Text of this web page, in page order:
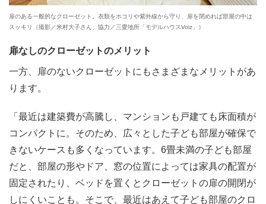
扉のある一般的なクローゼット。衣類をホコリや紫外線から守り、扉を閉めれば部屋の中は
スッキリ（撮影／米村大子さん、協力／三愛地所「モデルハウスVoiz」）
扉なしのクローゼットのメリット
一方、扉のないクローゼットにもさまざまなメリットがあ
ります。
「最近は建築費が高騰し、マンションも戸建ても床面積が
コンパクトに。そのため、広々とした子ども部屋が確保で
きないケースも多くなっています。6畳未満の子ども部屋
だと、部屋の形やドア、窓の位置によっては家具の配置が
固定されたり、ベッドを置くとクローゼットの扉の開閉が
しにくいことも。そこで、最近はあえて子ども部屋のクロ